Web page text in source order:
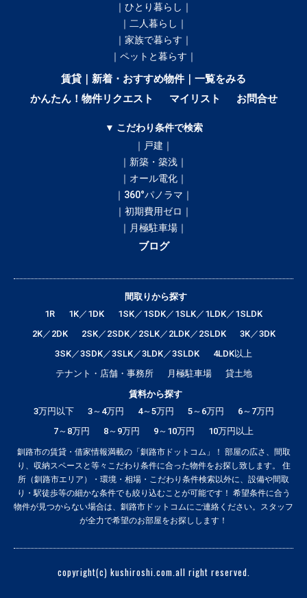
｜ひとり暮らし｜
｜二人暮らし｜
｜家族で暮らす｜
｜ペットと暮らす｜
賃貸｜新着・おすすめ物件｜一覧をみる
かんたん！物件リクエスト
マイリスト お問合せ
▼ こだわり条件で検索
｜戸建｜
｜新築・築浅｜
｜オール電化｜
｜360°パノラマ｜
｜初期費用ゼロ｜
｜月極駐車場｜
ブログ
間取りから探す
1R
1K／1DK
1SK／1SDK／1SLK／1LDK／1SLDK
2K／2DK
2SK／2SDK／2SLK／2LDK／2SLDK
3K／3DK
3SK／3SDK／3SLK／3LDK／3SLDK
4LDK以上
テナント・店舗・事務所
月極駐車場
貸土地
賃料から探す
3万円以下
3～4万円 4～5万円 5～6万円
6～7万円
7～8万円
8～9万円 9～10万円 10万円以上
釧路市の賃貸・借家情報満載の「釧路市ドットコム」！ 部屋の広さ、間取
り、収納スペースと等々こだわり条件に合った物件をお探し致します。 住
所（釧路市エリア）・環境・相場・こだわり条件検索以外に、設備や間取
り・駅徒歩等の細かな条件でも絞り込むことが可能です！ 希望条件に合う
物件が見つからない場合は、釧路市ドットコムにご連絡ください。スタッフ
が全力で希望のお部屋をお探しします！
copyright(c) kushiroshi.com.all right reserved.